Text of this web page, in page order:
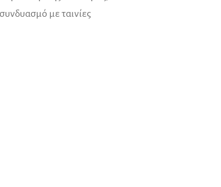
με ταινίες